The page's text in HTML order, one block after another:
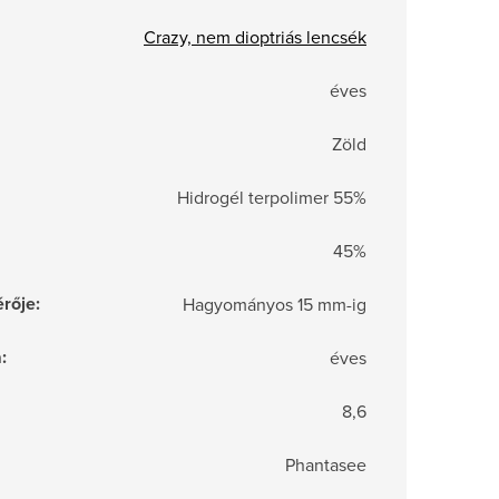
Crazy, nem dioptriás lencsék
éves
Zöld
Hidrogél terpolimer 55%
45%
: Hagyományos 15 mm-ig
: éves
8,6
Phantasee